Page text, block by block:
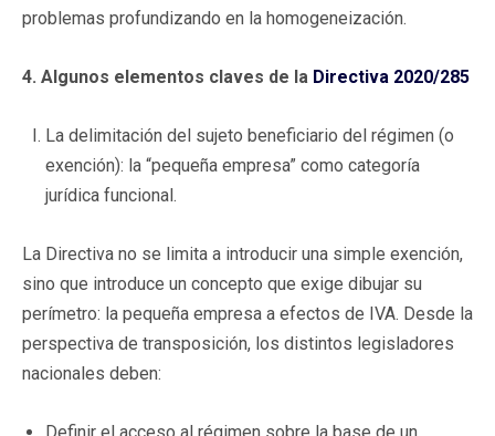
problemas profundizando en la homogeneización.
4. Algunos elementos claves de la Directiva 2020/285
La delimitación del sujeto beneficiario del régimen (o
exención): la “pequeña empresa” como categoría
jurídica funcional.
La Directiva no se limita a introducir una simple exención,
sino que introduce un concepto que exige dibujar su
perímetro: la pequeña empresa a efectos de IVA. Desde la
perspectiva de transposición, los distintos legisladores
nacionales deben:
Definir el acceso al régimen sobre la base de un